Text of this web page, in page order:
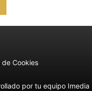
de Cookies
por tu equipo Imedia